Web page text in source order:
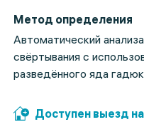
Метод определения
Автоматический
свёртывания с
разведённого яда
Доступен выезд